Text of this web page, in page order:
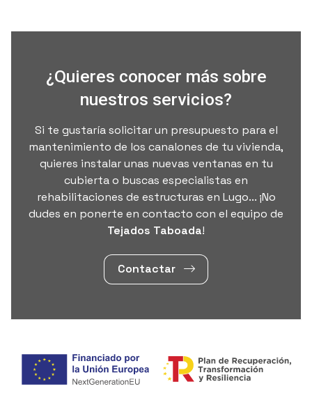
¿Quieres conocer más sobre
nuestros servicios?
Si te gustaría solicitar un presupuesto para el
mantenimiento de los canalones de tu vivienda,
quieres instalar unas nuevas ventanas en tu
cubierta o buscas especialistas en
rehabilitaciones de estructuras en Lugo... ¡No
dudes en ponerte en contacto con el equipo de
Tejados Taboada!
Contactar